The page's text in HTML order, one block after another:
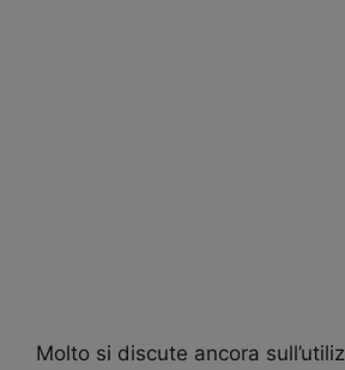
Molto si discute ancora